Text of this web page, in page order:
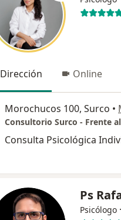
Dirección Online
Morochucos 100, Surco •
Consultorio Surco - Frente al
Consulta Psicológica
Ps
Psicólogo ·